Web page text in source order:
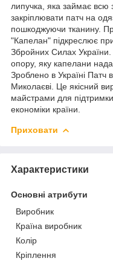
липучка, яка займає всю
закріплювати патч на
пошкоджуючи тканину.
"Капелан" підкреслює
Збройних Силах України.
опору, яку капелани
Зроблено в Україні Патч
Миколаєві. Це якісний
майстрами для
економіки країни.
Приховати
Характеристики
Основні атрибути
Виробник
Країна виробник
Колір
Кріплення